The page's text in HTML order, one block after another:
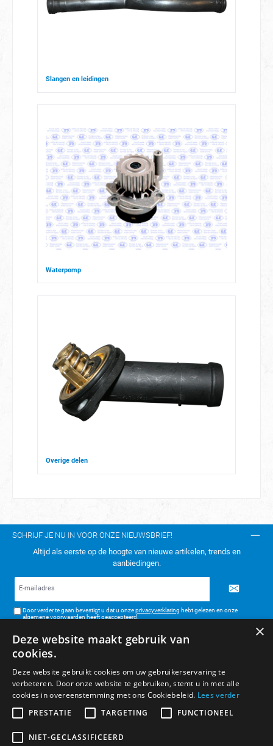
Slangen en leidingen
Waterpomp
Overige delen
SCHRIJF JE NU IN VOOR ONZE NIEUWSBRIEF!
Altijd als eerste op de hoogte van nieuwe artikelen, trends en
aanbiedingen.
Door verder te gaan bevestigt u dat u onzeprivacyverklaring hebt gelezen en onze
algemene voorwaarden heeft geaccepteerd.
TELEFONISCH CONTACT:
ALGEMENE INFORMATIE
BETAAL- & VERZENDMETHODEN
×
Deze website maakt gebruik van
cookies.
Deze website gebruikt cookies om uw gebruikerservaring te
verbeteren. Door onze website te gebruiken, stemt u in met alle
cookies in overeenstemming met ons Cookiebeleid. Lees verder
PRESTATIE
TARGETING FUNCTIONEEL
NIET-GECLASSIFICEERD